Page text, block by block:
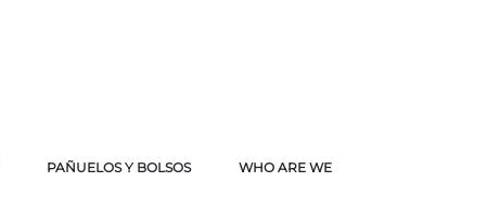
PAÑUELOS Y BOLSOS
WHO ARE WE